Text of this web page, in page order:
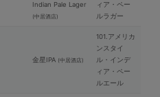
Indian Pale Lager
(中居酒店)
ィア・ペー
ルラガー
⾦星IPA (中居酒店)
101.アメリカ
ンスタイ
ル・インデ
ィア・ペー
ルエール